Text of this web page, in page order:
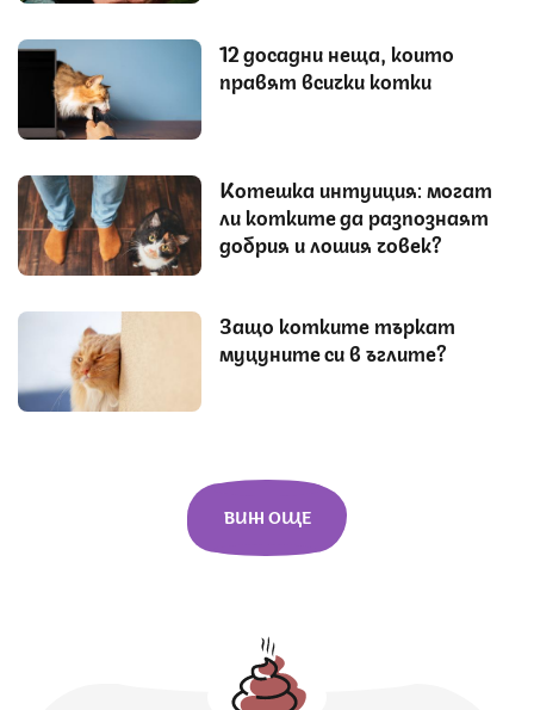
12 досадни неща, които
правят всички котки
Котешка интуиция: могат
ли котките да разпознаят
добрия и лошия човек?
Защо котките търкат
муцуните си в ъглите?
ВИЖ ОЩЕ